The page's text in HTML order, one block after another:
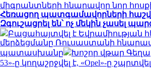
միգրանտների հնարավոր նոր
Հեռացող պատգամավորների
Զգուշացրել են՝ ոչ մեկին չասել
Բացահայտվել է Եվրամիության
մերձեցմանը Ռուսաստանի
պատասխանը
Խոշոր վթար
53»-ը կողաշրջվել է, «Opel»-ը